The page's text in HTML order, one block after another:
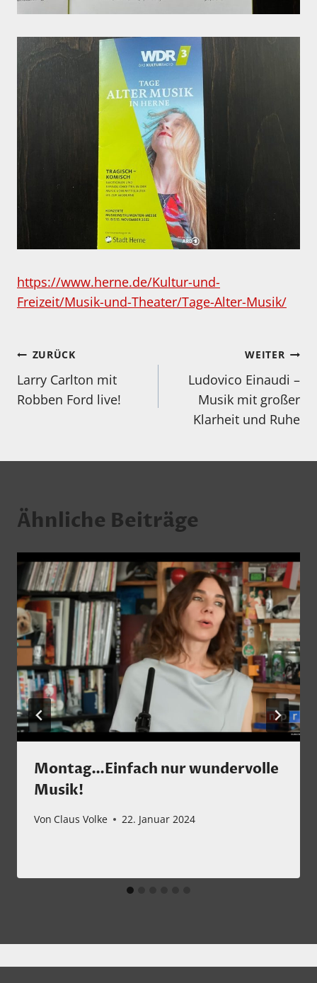
https://www.herne.de/Kultur-und-
Freizeit/Musik-und-Theater/Tage-Alter-Musik/
Beitragsnavigation
ZURÜCK
Larry Carlton mit
Robben Ford live!
WEITER
Ludovico Einaudi –
Musik mit großer
Klarheit und Ruhe
Ähnliche Beiträge
Montag…Einfach nur wundervolle
Musik!
Von Claus Volke 22. Januar 2024